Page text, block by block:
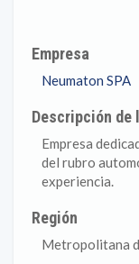
Empresa
Neumaton SPA
Descripción de
Empresa
del rubro
experiencia.
Región
Metropolitana